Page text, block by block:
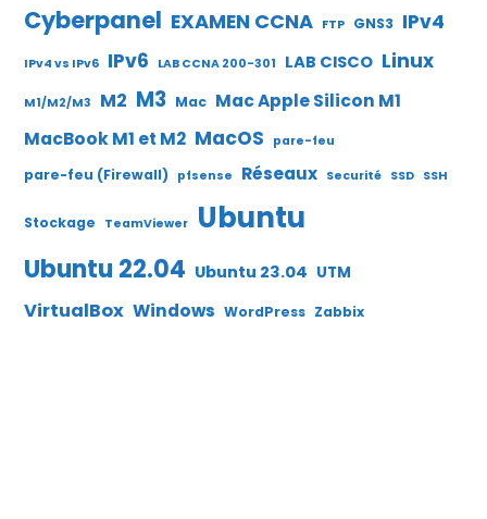
Cyberpanel EXAMEN CCNA FTP GNS3 IPv4
IPv4 vs IPv6 IPv6 LAB CCNA 200-301 LAB CISCO Linux
M1/M2/M3 M2 M3 Mac Mac Apple Silicon M1
MacBook M1 et M2 MacOS pare-feu
pare-feu (Firewall) pfsense Réseaux Securité SSD SSH
Stockage TeamViewer Ubuntu
Ubuntu 22.04 Ubuntu 23.04 UTM
VirtualBox Windows WordPress Zabbix